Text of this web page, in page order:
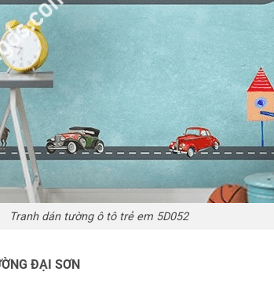
Tranh dán tường ô tô trẻ em 5D052
ĐẠI SƠN